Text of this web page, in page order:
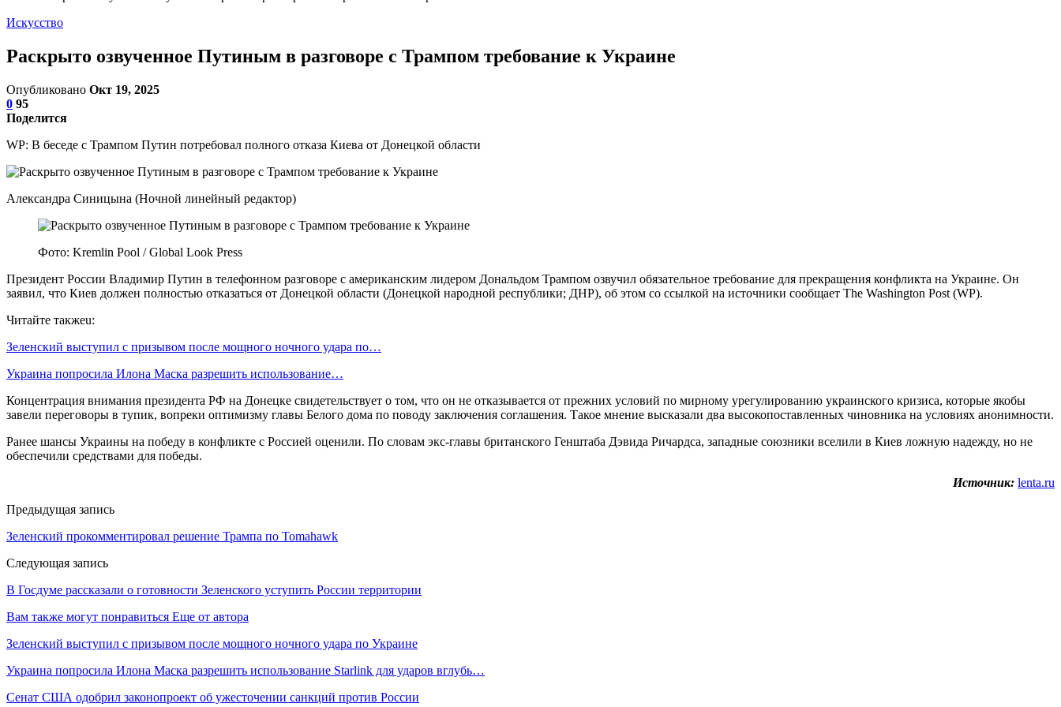
Искусство
Раскрыто озвученное Путиным в разговоре с Трампом требование к Украине
Опубликовано Окт 19, 2025
0 95
Поделится
WP: В беседе с Трампом Путин потребовал полного отказа Киева от Донецкой области
Александра Синицына (Ночной линейный редактор)
Фото: Kremlin Pool / Global Look Press
Президент России Владимир Путин в телефонном разговоре с американским лидером Дональдом Трампом озвучил обязательное требование для прекращения конфликта на Украине. Он
заявил, что Киев должен полностью отказаться от Донецкой области (Донецкой народной республики; ДНР), об этом со ссылкой на источники сообщает The Washington Post (WP).
Читайте такжеu:
Зеленский выступил с призывом после мощного ночного удара по…
Украина попросила Илона Маска разрешить использование…
Концентрация внимания президента РФ на Донецке свидетельствует о том, что он не отказывается от прежних условий по мирному урегулированию украинского кризиса, которые якобы
завели переговоры в тупик, вопреки оптимизму главы Белого дома по поводу заключения соглашения. Такое мнение высказали два высокопоставленных чиновника на условиях анонимности.
Ранее шансы Украины на победу в конфликте с Россией оценили. По словам экс-главы британского Генштаба Дэвида Ричардса, западные союзники вселили в Киев ложную надежду, но не
обеспечили средствами для победы.
Источник: lenta.ru
Предыдущая запись
Зеленский прокомментировал решение Трампа по Tomahawk
Следующая запись
В Госдуме рассказали о готовности Зеленского уступить России территории
Вам также могут понравиться Еще от автора
Зеленский выступил с призывом после мощного ночного удара по Украине
Украина попросила Илона Маска разрешить использование Starlink для ударов вглубь…
Сенат США одобрил законопроект об ужесточении санкций против России